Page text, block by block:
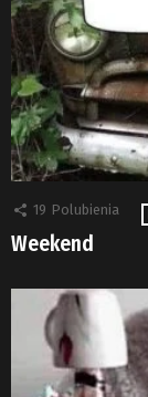
19 Polubienia
Weekend